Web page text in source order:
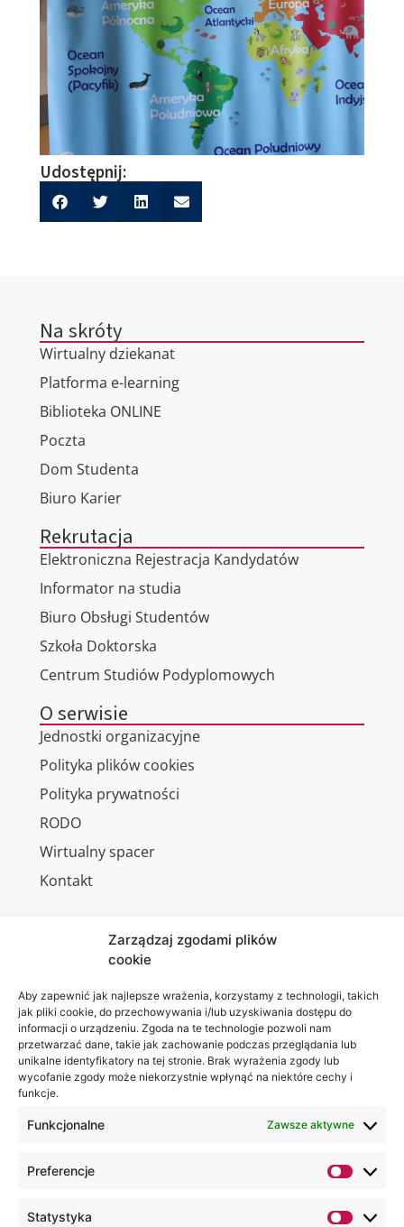
Zarządzaj zgodami plików
cookie
Aby zapewnić jak najlepsze wrażenia, korzystamy z technologii, takich
jak pliki cookie, do przechowywania i/lub uzyskiwania dostępu do
informacji o urządzeniu. Zgoda na te technologie pozwoli nam
przetwarzać dane, takie jak zachowanie podczas przeglądania lub
unikalne identyfikatory na tej stronie. Brak wyrażenia zgody lub
wycofanie zgody może niekorzystnie wpłynąć na niektóre cechy i
funkcje.
Funkcjonalne Zawsze aktywne
Preferencje
Statystyka
Udostępnij:
Na skróty
Wirtualny dziekanat
Platforma e-learning
Biblioteka ONLINE
Poczta
Dom Studenta
Biuro Karier
Rekrutacja
Elektroniczna Rejestracja Kandydatów
Informator na studia
Biuro Obsługi Studentów
Szkoła Doktorska
Centrum Studiów Podyplomowych
O serwisie
Jednostki organizacyjne
Polityka plików cookies
Polityka prywatności
RODO
Wirtualny spacer
Kontakt
Akademia
WSEI
ul.
Projektowa
4